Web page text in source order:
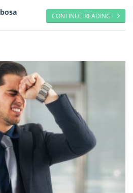
CONTINUE READING